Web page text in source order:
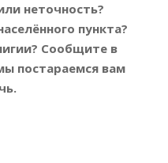
неточность?
пункта?
Сообщите в
постараемся вам